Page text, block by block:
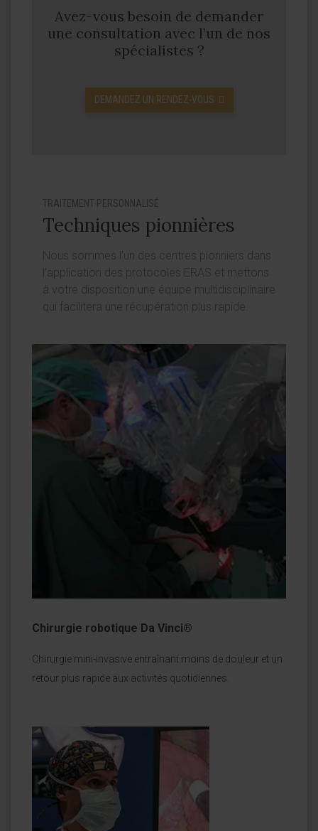
Avez-vous besoin de demander
une consultation avec l’un de nos
spécialistes ?
DEMANDEZ UN RENDEZ-VOUS
TRAITEMENT PERSONNALISÉ
Techniques pionnières
Nous sommes l’un des centres pionniers dans
l’application des protocoles ERAS et mettons
à votre disposition une équipe multidisciplinaire
qui facilitera une récupération plus rapide.
Chirurgie robotique Da Vinci®
Chirurgie mini-invasive entraînant moins de douleur et un
retour plus rapide aux activités quotidiennes.